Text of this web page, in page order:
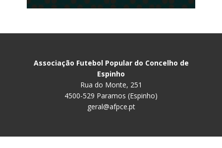
Associação Futebol Popular do Concelho de
Espinho
Rua do Monte, 251
4500-529 Paramos (Espinho)
geral@afpce.pt